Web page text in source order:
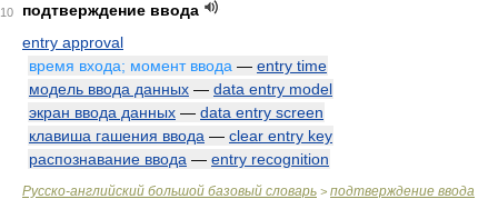
10
подтверждение ввода
entry approval
время входа; момент ввода — entry time
модель ввода данных — data entry model
экран ввода данных — data entry screen
клавиша гашения ввода — clear entry key
распознавание ввода — entry recognition
Русско-английский большой базовый словарь > подтверждение ввода